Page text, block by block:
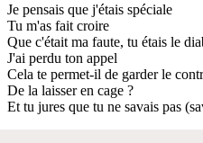
Je pensais que j'étais spéciale
Tu m'as fait croire
Que c'était ma faute, tu étais le
J'ai perdu ton appel
Cela te permet-il de garder le
De la laisser en cage ?
Et tu jures que tu ne savais pas